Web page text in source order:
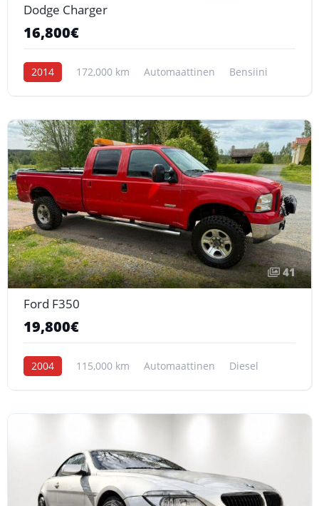
Dodge Charger
16,800€
2014 172,000 km Automaattinen Bensiini
41
Ford F350
19,800€
2004 115,000 km Automaattinen Diesel